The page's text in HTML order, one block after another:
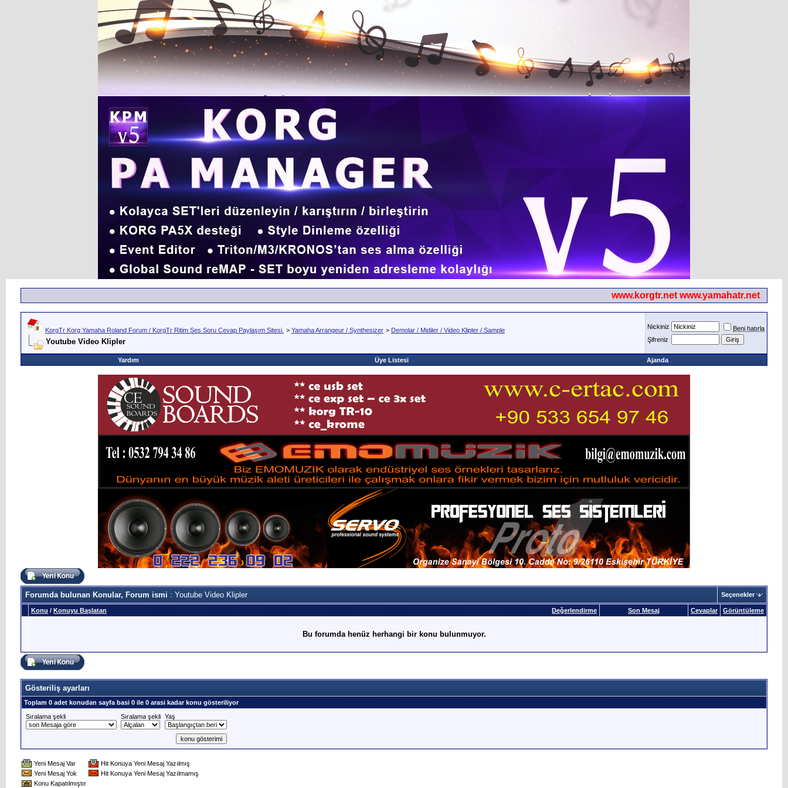
www.korgtr.net www.yamahatr.net
KorgTr Korg Yamaha Roland Forum / KorgTr Ritim Ses Soru Cevap Paylaşım Sitesi. > Yamaha Arrangeur / Synthesizer > Demolar / Midiler / Video Klipler / Sample
Youtube Video Klipler
Nickiniz
Beni hatırla
Şifreniz
Yardım Üye Listesi Ajanda
Forumda bulunan Konular, Forum ismi : Youtube Video Klipler Seçenekler
Değerlendirme
Konu / Konuyu Başlatan Son Mesaj Cevaplar Görüntüleme
Bu forumda henüz herhangi bir konu bulunmuyor.
Gösteriliş ayarları
Toplam 0 adet konudan sayfa basi 0 ile 0 arasi kadar konu gösteriliyor
Sıralama şekli
Sıralama şekli Yaş
Yeni Mesaj Var
Hit Konuya Yeni Mesaj Yazılmış
Yeni Mesaj Yok
Hit Konuya Yeni Mesaj Yazılmamış
Konu Kapatılmıştır